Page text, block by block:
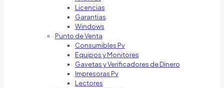
Licencias
Garantias
Windows
Punto de Venta
Consumibles Pv
Equipos y Monitores
Gavetas y Verificadores de Dinero
Impresoras Pv
Lectores